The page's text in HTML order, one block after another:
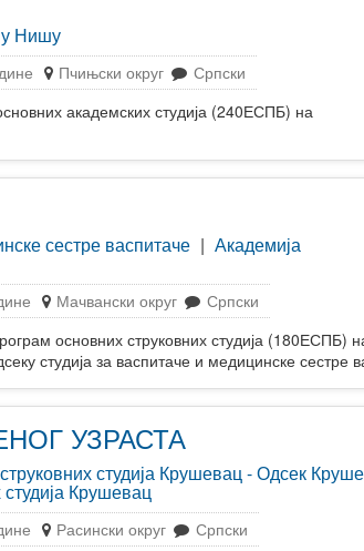
у Нишу
Пчињски округ
Српски
академских студија (240ЕСПБ) на
сестре васпитаче | Академија
Мачвански округ
Српски
основних струковних студија (180ЕСПБ)
студија за васпитаче и медицинске сестре
УЗРАСТА
студија Крушевац - Одсек
Крушевац
Расински округ
Српски